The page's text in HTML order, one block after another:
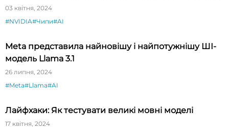
03 квітня, 2024
#NVIDIA#Чипи#AI
Meta представила найновішу і найпотужнішу ШІ-
модель Llama 3.1
26 липня, 2024
#Meta#Llama#AI
Лайфхаки: Як тестувати великі мовні моделі
17 квітня, 2024